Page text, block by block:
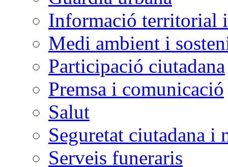
Informació territorial
Medi ambient i
Participació ciutadana
Premsa i comunicació
Salut
Seguretat ciutadana i
Serveis funeraris